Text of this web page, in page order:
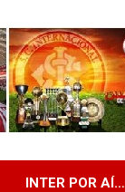
INTER POR AÍ…